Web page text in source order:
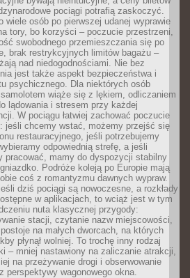
pociągi potrafią zaskoczyć.
wiele osób po pierwszej udanej wyprawie
tory, bo korzyści – poczucie przestrzeni,
swobodnego przemieszczania się po
brak restrykcyjnych limitów bagażu –
nad niedogodnościami. Nie bez
jest także aspekt bezpieczeństwa i
psychicznego. Dla niektórych osób
wiąże się z lękiem, odliczaniem
lądowania i stresem przy każdej
W pociągu łatwiej zachować poczucie
jeśli chcemy wstać, możemy przejść się
restauracyjnego, jeśli potrzebujemy
odpowiednią strefę, a jeśli
pracować, mamy do dyspozycji stabilny
Podróże koleją po Europie mają
coś z romantyzmu dawnych wypraw.
dziś pociągi są nowoczesne, a rozkłady
w aplikacjach, to wciąż jest w tym
nuta klasycznej przygody:
stacji, czytanie nazw miejscowości,
na małych dworcach, na których
płynął wolniej. To trochę inny rodzaj
– mniej nastawiony na zaliczanie atrakcji,
na przeżywanie drogi i obserwowanie
perspektywy wagonowego okna.